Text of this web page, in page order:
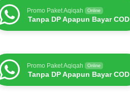
Promo Paket Aqiqah Online
Tanpa DP Apapun Bayar COD
Promo Paket Aqiqah Online
Tanpa DP Apapun Bayar COD